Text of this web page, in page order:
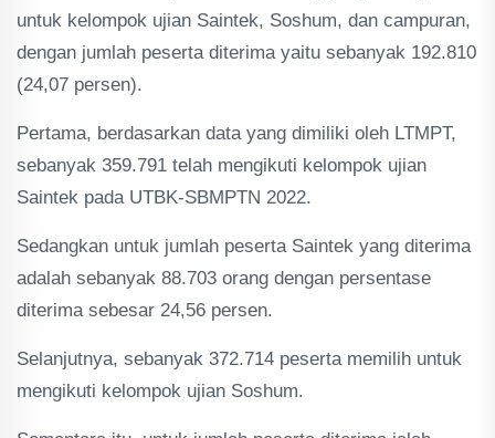
untuk kelompok ujian Saintek, Soshum, dan campuran,
dengan jumlah peserta diterima yaitu sebanyak 192.810
(24,07 persen).
Pertama, berdasarkan data yang dimiliki oleh LTMPT,
sebanyak 359.791 telah mengikuti kelompok ujian
Saintek pada UTBK-SBMPTN 2022.
Sedangkan untuk jumlah peserta Saintek yang diterima
adalah sebanyak 88.703 orang dengan persentase
diterima sebesar 24,56 persen.
Selanjutnya, sebanyak 372.714 peserta memilih untuk
mengikuti kelompok ujian Soshum.